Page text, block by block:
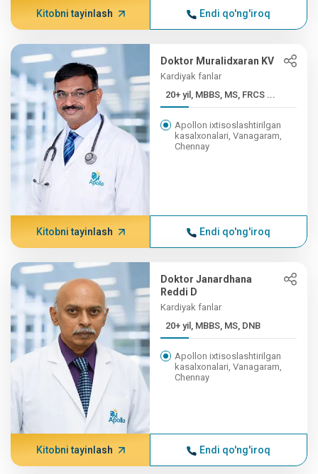
Kitobni tayinlash Endi qo'ng'iroq
Doktor Muralidxaran KV
Kardiyak fanlar
20+ yil, MBBS, MS, FRCS ...
Apollon ixtisoslashtirilgan
kasalxonalari, Vanagaram,
Chennay
Kitobni tayinlash Endi qo'ng'iroq
Doktor Janardhana
Reddi D
Kardiyak fanlar
20+ yil, MBBS, MS, DNB
Apollon ixtisoslashtirilgan
kasalxonalari, Vanagaram,
Chennay
Kitobni tayinlash Endi qo'ng'iroq